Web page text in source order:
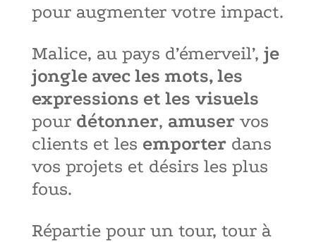
pour augmenter votre impact.
Malice, au pays d’émerveil’, je
jongle avec les mots, les
expressions et les visuels
pour détonner, amuservos
clients et les emporterdans
vos projets et désirs les plus
fous.
Répartie pour un tour, tour à